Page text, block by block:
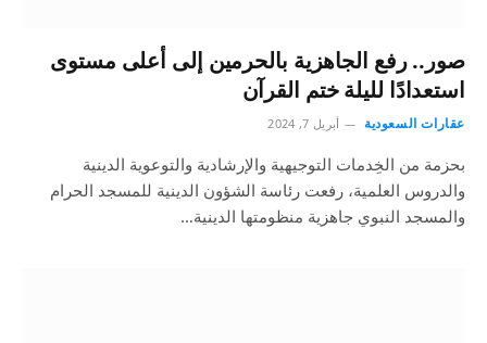
صور.. رفع الجاهزية بالحرمين إلى أعلى مستوى
استعدادًا لليلة ختم القرآن
عقارات السعودية أبريل 7, 2024
بحزمة من الخِدمات التوجيهية والإرشادية والتوعوية الدينية
والدروس العلمية، رفعت رئاسة الشؤون الدينية للمسجد الحرام
والمسجد النبوي جاهزية منظومتها الدينية…